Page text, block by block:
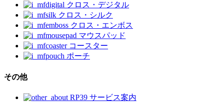
クロス・デジタル
クロス・シルク
クロス・エンボス
マウスパッド
コースター
ポーチ
その他
RP39 サービス案内